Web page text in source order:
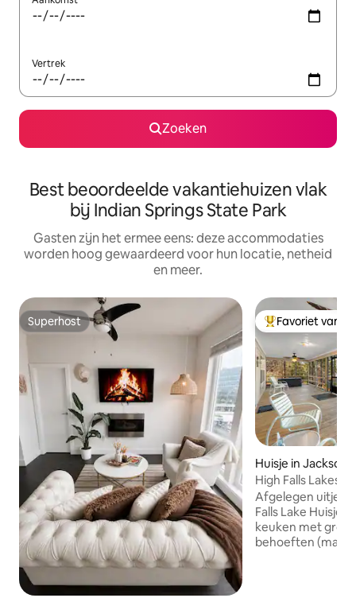
Vertrek
Zoeken
Best beoordeelde vakantiehuizen vlak
bij Indian Springs State Park
Gasten zijn het ermee eens: deze accommodaties
worden hoog gewaardeerd voor hun locatie, netheid
en meer.
Superhost
Superhost Topfavoriet van
Favoriet van
Huisje in Jackson
High Falls
Afgelegen uitje
Falls Lake Huisje
keuken met
behoeften (maar